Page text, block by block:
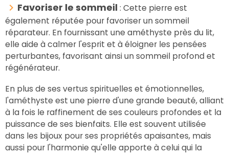
Favoriser le sommeil : Cette pierre est
également réputée pour favoriser un sommeil
réparateur. En fournissant une améthyste près du lit,
elle aide à calmer l'esprit et à éloigner les pensées
perturbantes, favorisant ainsi un sommeil profond et
régénérateur.
En plus de ses vertus spirituelles et émotionnelles,
l'améthyste est une pierre d'une grande beauté, alliant
à la fois le raffinement de ses couleurs profondes et la
puissance de ses bienfaits. Elle est souvent utilisée
dans les bijoux pour ses propriétés apaisantes, mais
aussi pour l'harmonie qu'elle apporte à celui qui la